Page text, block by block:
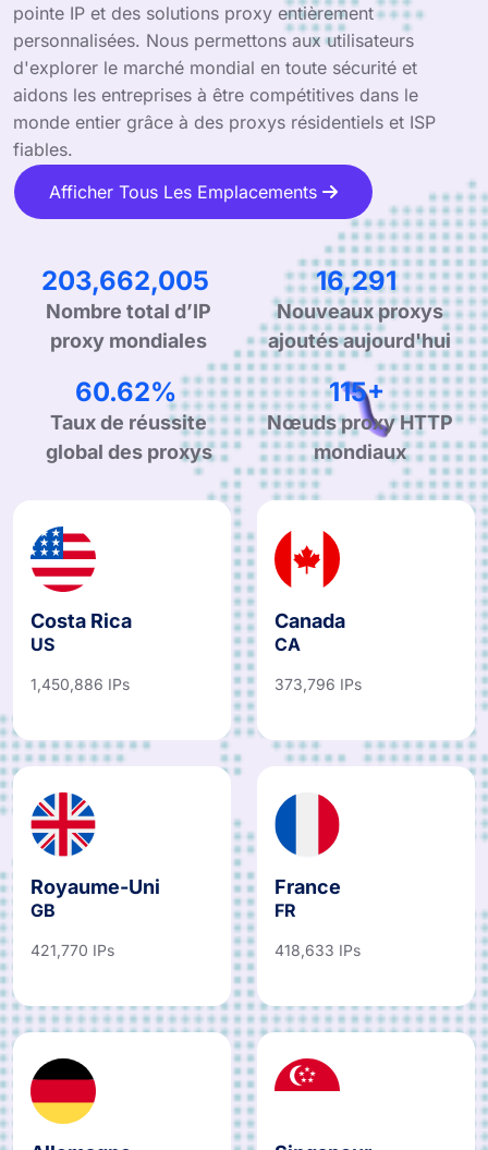
pointe IP et des solutions proxy entièrement
personnalisées. Nous permettons aux utilisateurs
d'explorer le marché mondial en toute sécurité et
aidons les entreprises à être compétitives dans le
monde entier grâce à des proxys résidentiels et ISP
fiables.
Afficher Tous Les Emplacements
333,092,065
Nombre total d’IP
proxy mondiales
26,645
Nouveaux proxys
ajoutés aujourd'hui
99.90%
Taux de réussite
global des proxys
190+
Nœuds proxy HTTP
mondiaux
Costa Rica
US
Canada
CA
Royaume-Uni
GB FR